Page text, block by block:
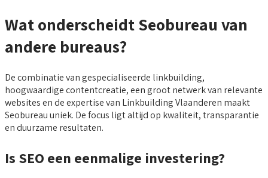
Wat onderscheidt Seobureau van
andere bureaus?
De combinatie van gespecialiseerde linkbuilding,
hoogwaardige contentcreatie, een groot netwerk van relevante
websites en de expertise van Linkbuilding Vlaanderen maakt
Seobureau uniek. De focus ligt altijd op kwaliteit, transparantie
en duurzame resultaten.
Is SEO een eenmalige investering?